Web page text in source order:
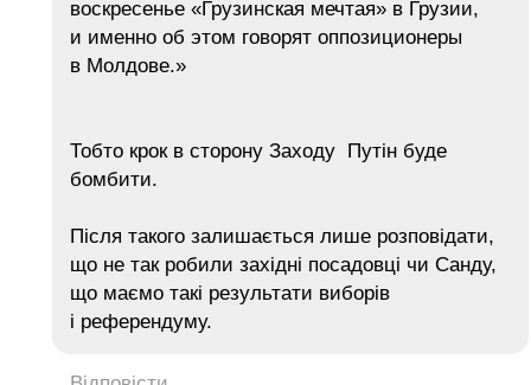
воскресенье «Грузинская мечтая» в Грузии,
и именно об этом говорят оппозиционеры
в Молдове.»
Тобто крок в сторону Заходу Путін буде
бомбити.
Після такого залишається лише розповідати,
що не так робили західні посадовці чи Санду,
що маємо такі результати виборів
і референдуму.